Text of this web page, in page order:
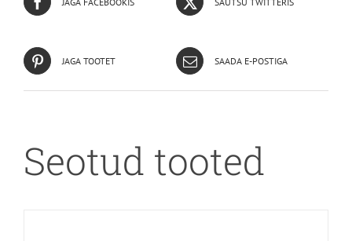
JAGA TOOTET SAADA E-POSTIGA
Seotud tooted